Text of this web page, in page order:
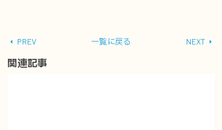
PREV 一覧に戻る NEXT
関連記事